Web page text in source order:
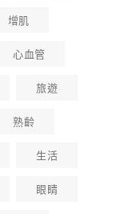
增肌
心血管
旅遊
熟齡
生活
眼睛